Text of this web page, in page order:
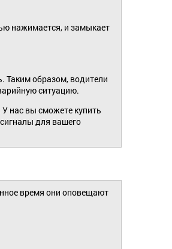
нажимается, и замыкает
Таким образом, водители
ситуацию.
нас вы сможете купить
для вашего
время они оповещают